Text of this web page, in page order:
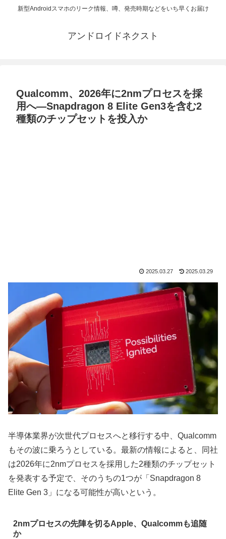
新型Androidスマホのリーク情報、噂、発売時期などをいち早くお届け
アンドロイドネクスト
Qualcomm、2026年に2nmプロセスを採
用へ—Snapdragon 8 Elite Gen3を含む2
種類のチップセットを投入か
2025.03.27 2025.03.29
半導体業界が次世代プロセスへと移行する中、Qualcomm
もその波に乗ろうとしている。最新の情報によると、同社
は2026年に2nmプロセスを採用した2種類のチップセット
を発表する予定で、そのうちの1つが「Snapdragon 8
Elite Gen 3」になる可能性が高いという。
2nmプロセスの先陣を切るApple、Qualcommも追随
か